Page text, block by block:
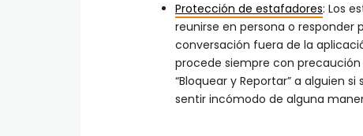
Protección de estafadores: Los
reunirse en persona o
conversación fuera de la
procede siempre con
“Bloquear y Reportar” a alguien
sentir incómodo de alguna